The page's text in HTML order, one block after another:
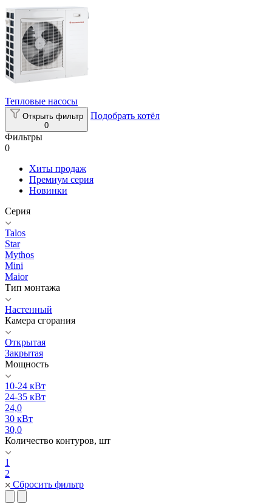
Тепловые насосы
Открыть фильтр
0
Подобрать котёл
Фильтры
0
Хиты продаж
Премиум серия
Новинки
Серия
Talos
Star
Mythos
Mini
Maior
Тип монтажа
Настенный
Камера сгорания
Открытая
Закрытая
Мощность
10-24 кВт
24-35 кВт
24,0
30 кВт
30,0
Количество контуров, шт
1
2
Сбросить фильтр